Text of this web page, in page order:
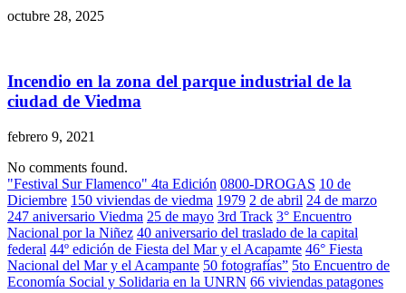
octubre 28, 2025
Incendio en la zona del parque industrial de la
ciudad de Viedma
febrero 9, 2021
No comments found.
"Festival Sur Flamenco" 4ta Edición 0800-DROGAS 10 de
Diciembre 150 viviendas de viedma 1979 2 de abril 24 de marzo
247 aniversario Viedma 25 de mayo 3rd Track 3° Encuentro
Nacional por la Niñez 40 aniversario del traslado de la capital
federal 44º edición de Fiesta del Mar y el Acapamte 46° Fiesta
Nacional del Mar y el Acampante 50 fotografías” 5to Encuentro de
Economía Social y Solidaria en la UNRN 66 viviendas patagones